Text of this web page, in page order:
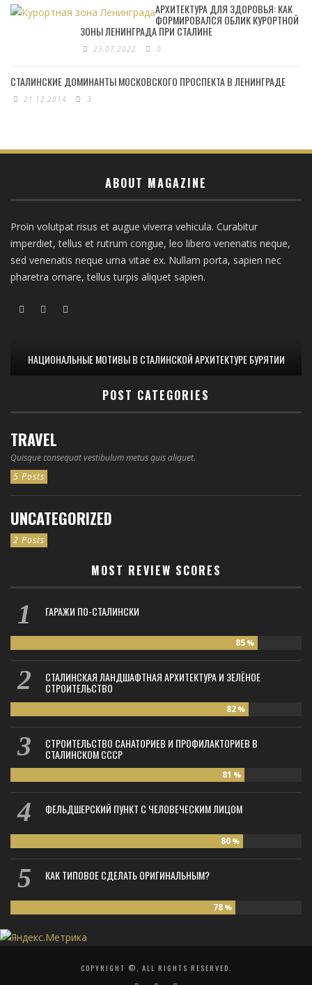
АРХИТЕКТУРА ДЛЯ ЗДОРОВЬЯ: КАК
ФОРМИРОВАЛСЯ ОБЛИК КУРОРТНОЙ
ЗОНЫ ЛЕНИНГРАДА ПРИ СТАЛИНЕ
23.07.2022 0
СТАЛИНСКИЕ ДОМИНАНТЫ МОСКОВСКОГО ПРОСПЕКТА В ЛЕНИНГРАДЕ
21.12.2014 3
ABOUT MAGAZINE
Proin volutpat risus et augue viverra vehicula. Curabitur
imperdiet, tellus et rutrum congue, leo libero venenatis neque,
sed venenatis neque urna vitae ex. Nullam porta, sapien nec
pharetra ornare, tellus turpis aliquet sapien.
НАЦИОНАЛЬНЫЕ МОТИВЫ В СТАЛИНСКОЙ АРХИТЕКТУРЕ БУРЯТИИ
POST CATEGORIES
TRAVEL
Quisque consequat vestibulum metus quis aliquet.
5 Posts
UNCATEGORIZED
2 Posts
MOST REVIEW SCORES
ГАРАЖИ ПО-СТАЛИНСКИ
85 %
СТАЛИНСКАЯ ЛАНДШАФТНАЯ АРХИТЕКТУРА И ЗЕЛЁНОЕ
СТРОИТЕЛЬСТВО
82 %
СТРОИТЕЛЬСТВО САНАТОРИЕВ И ПРОФИЛАКТОРИЕВ В
СТАЛИНСКОМ СССР
81 %
ФЕЛЬДШЕРСКИЙ ПУНКТ С ЧЕЛОВЕЧЕСКИМ ЛИЦОМ
80 %
КАК ТИПОВОЕ СДЕЛАТЬ ОРИГИНАЛЬНЫМ?
78 %
COPYRIGHT ©, ALL RIGHTS RESERVED.